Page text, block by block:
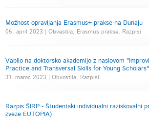
Možnost opravljanja Erasmus+ prakse na Dunaju
05. april 2023 | Obvestila, Erasmus prakse, Razpisi
Vabilo na doktorsko akademijo z naslovom
Practice and Transversal Skills for Young
31. marec 2023 | Obvestila, Razpisi
Razpis ŠIRP - Študentski individualni raziskovalni
zveze EUTOPIA)